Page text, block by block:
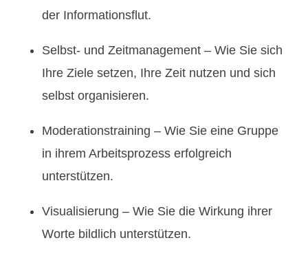
der Informationsflut.
Selbst- und Zeitmanagement – Wie Sie sich
Ihre Ziele setzen, Ihre Zeit nutzen und sich
selbst organisieren.
Moderationstraining – Wie Sie eine Gruppe
in ihrem Arbeitsprozess erfolgreich
unterstützen.
Visualisierung – Wie Sie die Wirkung ihrer
Worte bildlich unterstützen.